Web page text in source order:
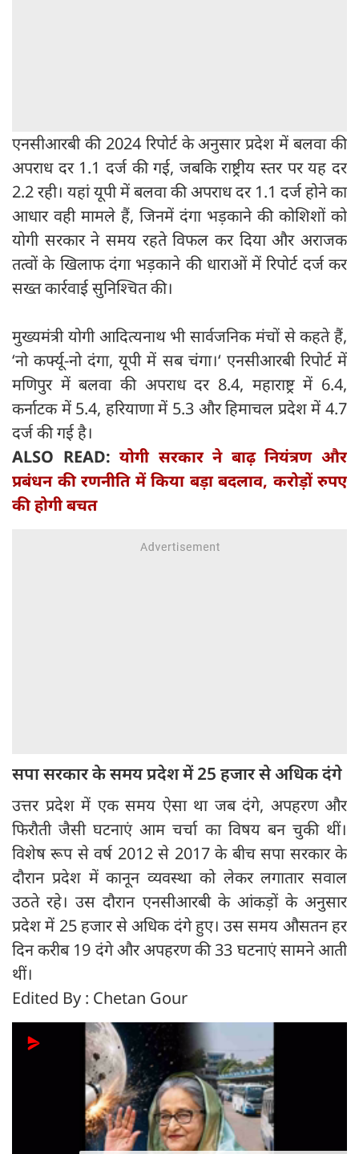
एनसीआरबी की 2024 रिपोर्ट के अनुसार प्रदेश में बलवा की
अपराध दर 1.1 दर्ज की गई, जबकि राष्ट्रीय स्तर पर यह दर
2.2 रही। यहां यूपी में बलवा की अपराध दर 1.1 दर्ज होने का
आधार वही मामले हैं, जिनमें दंगा भड़काने की कोशिशों को
योगी सरकार ने समय रहते विफल कर दिया और अराजक
तत्वों के खिलाफ दंगा भड़काने की धाराओं में रिपोर्ट दर्ज कर
सख्त कार्रवाई सुनिश्चित की।
मुख्यमंत्री योगी आदित्यनाथ भी सार्वजनिक मंचों से कहते हैं,
‘नो कर्फ्यू-नो दंगा, यूपी में सब चंगा।‘ एनसीआरबी रिपोर्ट में
मणिपुर में बलवा की अपराध दर 8.4, महाराष्ट्र में 6.4,
कर्नाटक में 5.4, हरियाणा में 5.3 और हिमाचल प्रदेश में 4.7
दर्ज की गई है।
ALSO READ:योगी सरकार ने बाढ़ नियंत्रण और
प्रबंधन की रणनीति में किया बड़ा बदलाव, करोड़ों रुपए
की होगी बचत
सपा सरकार के समय प्रदेश में 25 हजार से अधिक दंगे
उत्तर प्रदेश में एक समय ऐसा था जब दंगे, अपहरण और
फिरौती जैसी घटनाएं आम चर्चा का विषय बन चुकी थीं।
विशेष रूप से वर्ष 2012 से 2017 के बीच सपा सरकार के
दौरान प्रदेश में कानून व्यवस्था को लेकर लगातार सवाल
उठते रहे। उस दौरान एनसीआरबी के आंकड़ों के अनुसार
प्रदेश में 25 हजार से अधिक दंगे हुए। उस समय औसतन हर
दिन करीब 19 दंगे और अपहरण की 33 घटनाएं सामने आती
थीं।
Edited By : Chetan Gour